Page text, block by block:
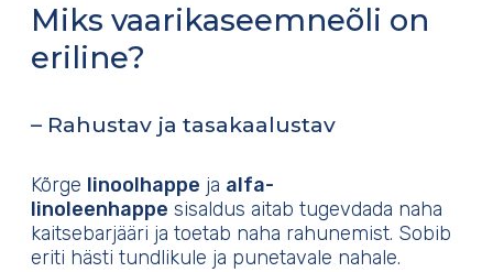
Miks vaarikaseemneõli on
eriline?
– Rahustav ja tasakaalustav
Kõrge linoolhappe ja alfa-
linoleenhappe sisaldus aitab tugevdada naha
kaitsebarjääri ja toetab naha rahunemist. Sobib
eriti hästi tundlikule ja punetavale nahale.